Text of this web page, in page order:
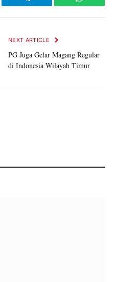
Telegram
NEXT ARTICLE
PG Juga Gelar Magang Regular
di Indonesia Wilayah Timur